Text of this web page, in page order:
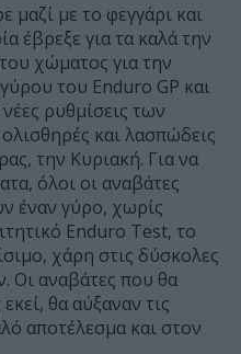
με το φεγγάρι και
έβρεξε για τα καλά την
χώματος για την
του Enduro GP και
ρυθμίσεις των
και λασπώδεις
την Κυριακή. Για να
όλοι οι αναβάτες
έναν γύρο, χωρίς
Enduro Test, το
χάρη στις δύσκολες
Οι αναβάτες που θα
θα αύξαναν τις
αποτέλεσμα και στον